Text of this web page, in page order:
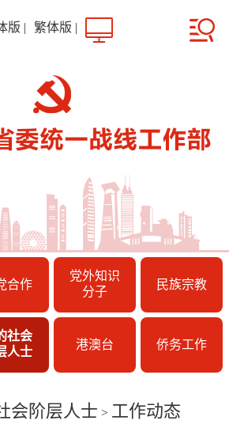
版 | 繁体版 |
合作
党外知识
分子
民族宗教
社会
人士
港澳台 侨务工作
会阶层人士 > 工作动态